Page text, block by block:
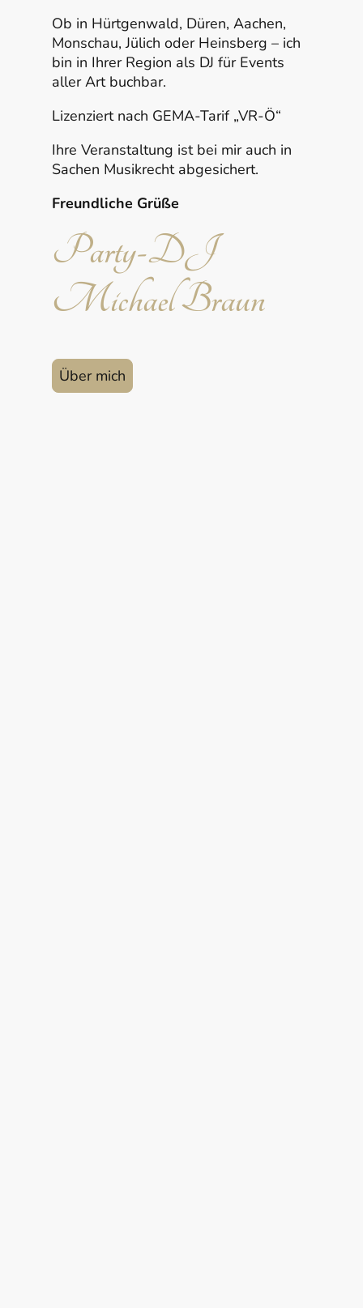
Ob in Hürtgenwald, Düren, Aachen,
Monschau, Jülich oder Heinsberg – ich
bin in Ihrer Region als DJ für Events
aller Art buchbar.
Lizenziert nach GEMA-Tarif „VR-Ö“
Ihre Veranstaltung ist bei mir auch in
Sachen Musikrecht abgesichert.
Freundliche Grüße
Party-DJ
Michael Braun
Über mich